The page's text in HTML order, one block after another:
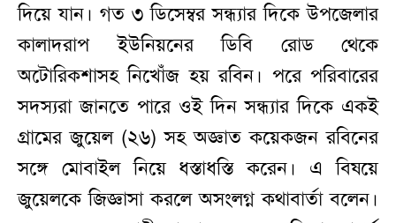
দিয়ে যান। গত ৩ ডিসেম্বর সন্ধ্যার দিকে উপজেলার
কালাদরাপ ইউনিয়নের ডিবি রোড থেকে
অটোরিকশাসহ নিখোঁজ হয় রবিন। পরে পরিবারের
সদস্যরা জানতে পারে ওই দিন সন্ধ্যার দিকে একই
গ্রামের জুয়েল (২৬) সহ অজ্ঞাত কয়েকজন রবিনের
সঙ্গে মোবাইল নিয়ে ধস্তাধস্তি করেন। এ বিষয়ে
জুয়েলকে জিজ্ঞাসা করলে অসংলগ্ন কথাবার্তা বলেন।